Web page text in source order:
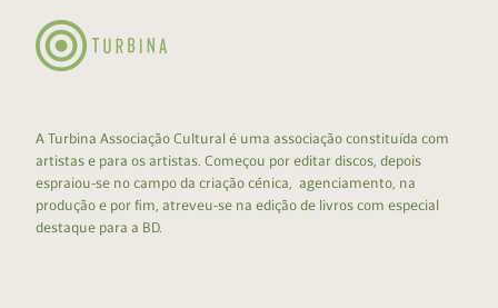
A Turbina Associação Cultural é uma associação constituída com
artistas e para os artistas. Começou por editar discos, depois
espraiou-se no campo da criação cénica, agenciamento, na
produção e por fim, atreveu-se na edição de livros com especial
destaque para a BD.